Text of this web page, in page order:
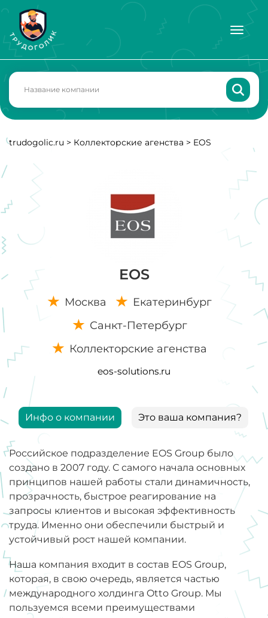
trudogolic.ru > Коллекторские агенства > EOS
EOS
Москва
Екатеринбург
Санкт-Петербург
Коллекторские агенства
eos-solutions.ru
Инфо о компании Это ваша компания?
Российское подразделение EOS Group было
создано в 2007 году. С самого начала основных
принципов нашей работы стали динамичность,
прозрачность, быстрое реагирование на
запросы клиентов и высокая эффективность
труда. Именно они обеспечили быстрый и
устойчивый рост нашей компании.
Наша компания входит в состав EOS Group,
которая, в свою очередь, является частью
международного холдинга Otto Group. Мы
пользуемся всеми преимуществами